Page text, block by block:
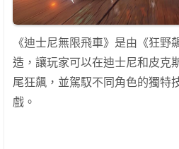
《迪士尼無限飛車》是由《狂野
造，讓玩家可以在迪士尼和皮克
尾狂飆，並駕馭不同角色的獨特
戲。